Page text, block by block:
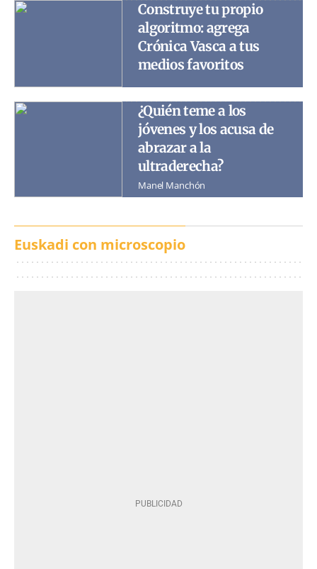
Construye tu propio
algoritmo: agrega
Crónica Vasca a tus
medios favoritos
¿Quién teme a los
jóvenes y los acusa de
abrazar a la
ultraderecha?
Manel Manchón
Euskadi con microscopio